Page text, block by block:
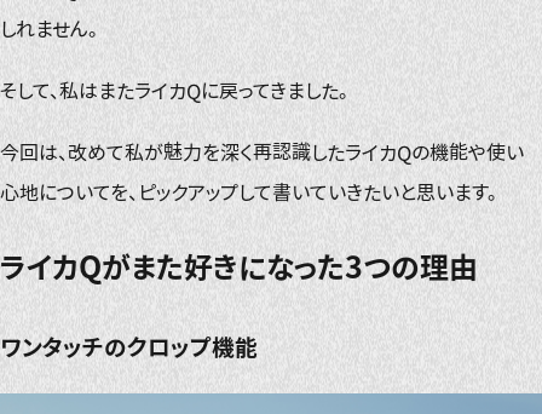
しれません。
そして、私はまたライカQに戻ってきました。
今回は、改めて私が魅力を深く再認識したライカQの機能や使い
心地についてを、ピックアップして書いていきたいと思います。
ライカQがまた好きになった3つの理由
ワンタッチのクロップ機能